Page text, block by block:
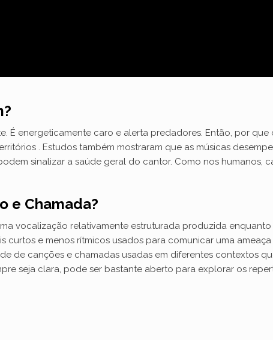
É energeticamente caro e alerta predadores. Então, por que
. Estudos também mostraram que as músicas
sinalizar a saúde geral do cantor. Como nos humanos,
e Chamada?
vocalização relativamente estruturada produzida
curtos e menos rítmicos usados ​​para comunicar uma
de canções e chamadas usadas em diferentes contextos
seja clara, pode ser bastante aberto para explorar os